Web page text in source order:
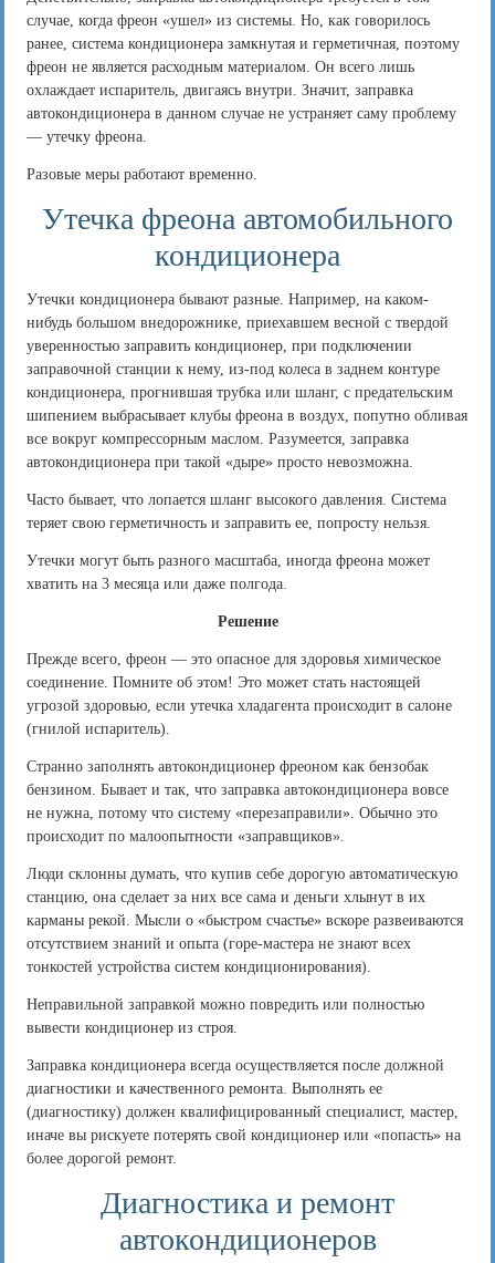
случае, когда фреон «ушел» из системы. Но, как говорилось
ранее, система кондиционера замкнутая и герметичная, поэтому
фреон не является расходным материалом. Он всего лишь
охлаждает испаритель, двигаясь внутри. Значит, заправка
автокондиционера в данном случае не устраняет саму проблему
— утечку фреона.
Разовые меры работают временно.
Утечка фреона автомобильного
кондиционера
Утечки кондиционера бывают разные. Например, на каком-
нибудь большом внедорожнике, приехавшем весной с твердой
уверенностью заправить кондиционер, при подключении
заправочной станции к нему, из-под колеса в заднем контуре
кондиционера, прогнившая трубка или шланг, с предательским
шипением выбрасывает клубы фреона в воздух, попутно обливая
все вокруг компрессорным маслом. Разумеется, заправка
автокондиционера при такой «дыре» просто невозможна.
Часто бывает, что лопается шланг высокого давления. Система
теряет свою герметичность и заправить ее, попросту нельзя.
Утечки могут быть разного масштаба, иногда фреона может
хватить на 3 месяца или даже полгода.
Решение
Прежде всего, фреон — это опасное для здоровья химическое
соединение. Помните об этом! Это может стать настоящей
угрозой здоровью, если утечка хладагента происходит в салоне
(гнилой испаритель).
Странно заполнять автокондиционер фреоном как бензобак
бензином. Бывает и так, что заправка автокондиционера вовсе
не нужна, потому что систему «перезаправили». Обычно это
происходит по малоопытности «заправщиков».
Люди склонны думать, что купив себе дорогую автоматическую
станцию, она сделает за них все сама и деньги хлынут в их
карманы рекой. Мысли о «быстром счастье» вскоре развеиваются
отсутствием знаний и опыта (горе-мастера не знают всех
тонкостей устройства систем кондиционирования).
Неправильной заправкой можно повредить или полностью
вывести кондиционер из строя.
Заправка кондиционера всегда осуществляется после должной
диагностики и качественного ремонта. Выполнять ее
(диагностику) должен квалифицированный специалист, мастер,
иначе вы рискуете потерять свой кондиционер или «попасть» на
более дорогой ремонт.
Диагностика и ремонт
автокондиционеров